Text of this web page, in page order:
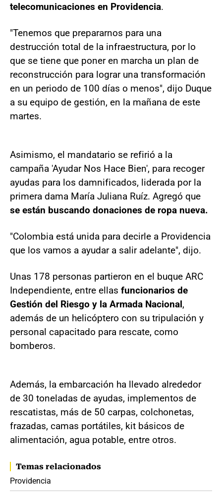
telecomunicaciones en Providencia.
"Tenemos que prepararnos para una
destrucción total de la infraestructura, por lo
que se tiene que poner en marcha un plan de
reconstrucción para lograr una transformación
en un periodo de 100 días o menos", dijo Duque
a su equipo de gestión, en la mañana de este
martes.
Asimismo, el mandatario se refirió a la
campaña 'Ayudar Nos Hace Bien', para recoger
ayudas para los damnificados, liderada por la
primera dama María Juliana Ruíz. Agregó que
se están buscando donaciones de ropa nueva.
"Colombia está unida para decirle a Providencia
que los vamos a ayudar a salir adelante", dijo.
Unas 178 personas partieron en el buque ARC
Independiente, entre ellas funcionarios de
Gestión del Riesgo y la Armada Nacional,
además de un helicóptero con su tripulación y
personal capacitado para rescate, como
bomberos.
Además, la embarcación ha llevado alrededor
de 30 toneladas de ayudas, implementos de
rescatistas, más de 50 carpas, colchonetas,
frazadas, camas portátiles, kit básicos de
alimentación, agua potable, entre otros.
Temas relacionados
Providencia